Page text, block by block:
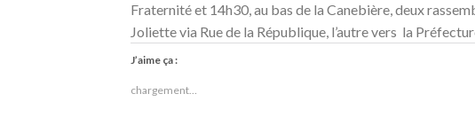
Fraternité et 14h30, au bas de la Canebière, deux
Joliette via Rue de la République, l’autre vers la
J’aime ça :
chargement…